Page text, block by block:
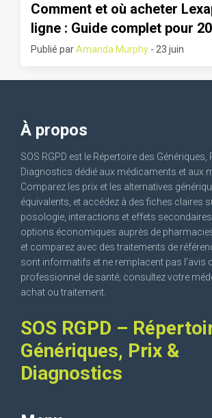
Comment et où acheter
ligne : Guide complet pour
Publié parAmanda Murphy - 23 juin
À propos
SOS RGPD est le Répertoire des Génériques,
Diagnostics dédié aux médicaments et aux
Comparez les prix et les alternatives
équivalents, et accédez à des fiches claires
posologie, interactions et effets
options économiques auprès de
et comparez avec des traitements de
sont informatifs et ne remplacent pas l’avis
professionnel de santé; consultez votre
achat ou traitement.
SOS RGPD –
Génériques, Prix &
Diagnostics